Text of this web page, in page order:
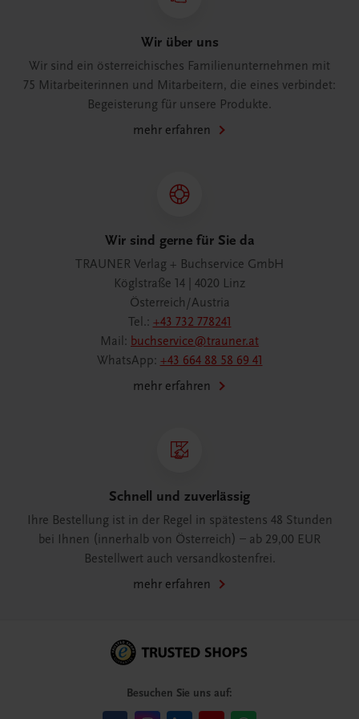
Wir über uns
Wir sind ein österreichisches Familienunternehmen mit
75 Mitarbeiterinnen und Mitarbeitern, die eines verbindet:
Begeisterung für unsere Produkte.
mehr erfahren
Wir sind gerne für Sie da
TRAUNER Verlag + Buchservice GmbH
Köglstraße 14 | 4020 Linz
Österreich/Austria
Tel.: +43 732 778241
Mail: buchservice@trauner.at
WhatsApp: +43 664 88 58 69 41
mehr erfahren
Schnell und zuverlässig
Ihre Bestellung ist in der Regel in spätestens 48 Stunden
bei Ihnen (innerhalb von Österreich) – ab 29,00 EUR
Bestellwert auch versandkostenfrei.
mehr erfahren
Besuchen Sie uns auf: